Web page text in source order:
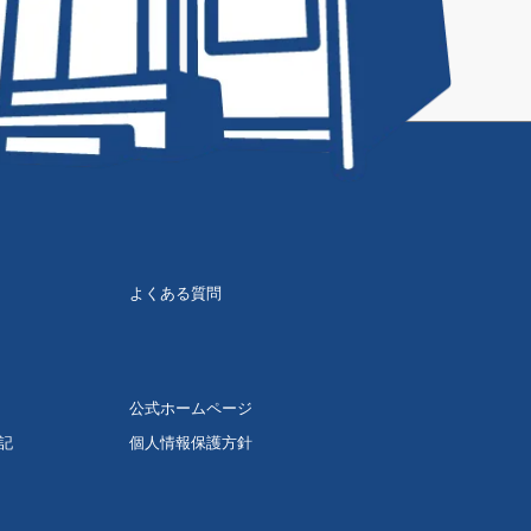
よくある質問
公式ホームページ
個人情報保護方針